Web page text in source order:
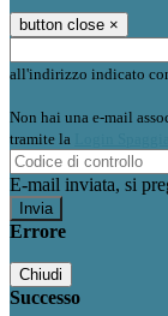
button close ×
all'indirizzo indicato
Non hai una e-mail
tramite la
E-mail inviata, si
Errore
Chiudi
Successo